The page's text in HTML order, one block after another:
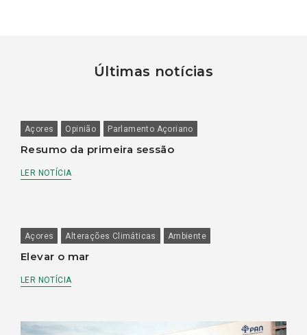
Últimas notícias
Açores Opinião Parlamento Açoriano
Resumo da primeira sessão
LER NOTÍCIA
Açores Alterações Climáticas Ambiente
Elevar o mar
LER NOTÍCIA